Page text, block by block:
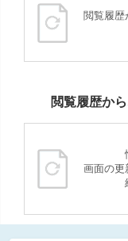
閲覧履歴
閲覧履歴か
画面の更